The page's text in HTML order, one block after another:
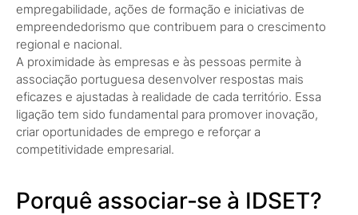
empregabilidade, ações de formação e iniciativas de
empreendedorismo que contribuem para o crescimento
regional e nacional.
A proximidade às empresas e às pessoas permite à
associação portuguesa desenvolver respostas mais
eficazes e ajustadas à realidade de cada território. Essa
ligação tem sido fundamental para promover inovação,
criar oportunidades de emprego e reforçar a
competitividade empresarial.
Porquê associar‑se à IDSET?